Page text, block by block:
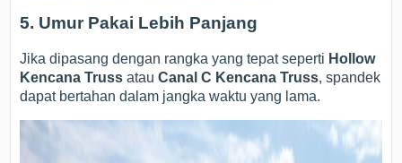
5. Umur Pakai Lebih Panjang
Jika dipasang dengan rangka yang tepat seperti Hollow
Kencana Truss atauCanal C Kencana Truss, spandek
dapat bertahan dalam jangka waktu yang lama.